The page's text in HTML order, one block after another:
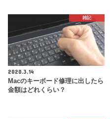
雑記
2020.3.14
Macのキーボード修理に出したら
金額はどれくらい？